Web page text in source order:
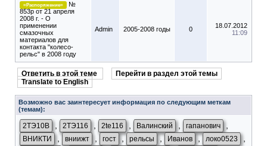
=Распоряжение=
№
853р от 21 апреля
2008 г. - О
применении
смазочных
материалов для
контакта "колесо-
рельс" в 2008 году
Admin 2005-2008 годы 0
18.07.2012
11:09
Ответить в этой теме
Перейти в раздел этой темы
Translate to English
Возможно вас заинтересует информация по следующим меткам
(темам):
2ТЭ10В 2ТЭ116 2te116 Валинский гапанович
ВНИКТИ вниижт гост , рельсы , Иванов , локо0523